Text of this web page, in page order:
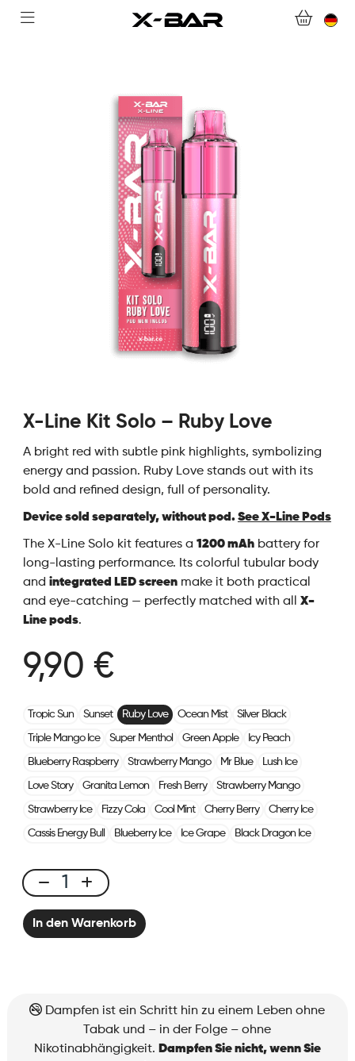
ABONNEMENTS
KONTAKTIERE UNS.
WERDEN SIE X-BAR-GROSSHÄNDLER
X-Line Kit Solo – Ruby Love
A bright red with subtle pink highlights, symbolizing
energy and passion. Ruby Love stands out with its
bold and refined design, full of personality.
Device sold separately, without pod.See X-Line Pods
The X-Line Solo kit features a 1200 mAhbattery for
long-lasting performance. Its colorful tubular body
and integrated LED screenmake it both practical
and eye-catching — perfectly matched with all X-
Line pods.
9,90 €
Tropic Sun Sunset Ruby Love Ocean Mist Silver Black
Triple Mango Ice Super Menthol Green Apple Icy Peach
Blueberry Raspberry Strawberry Mango Mr Blue Lush Ice
Love Story Granita Lemon Fresh Berry Strawberry Mango
Strawberry Ice Fizzy Cola Cool Mint Cherry Berry Cherry Ice
Cassis Energy Bull Blueberry Ice Ice Grape Black Dragon Ice
X-
Line
Kit
Love
In den Warenkorb
Dampfen ist ein Schritt hin zu einem Leben ohne
Tabak und – in der Folge – ohne
Nikotinabhängigkeit. Dampfen Sie nicht, wenn Sie